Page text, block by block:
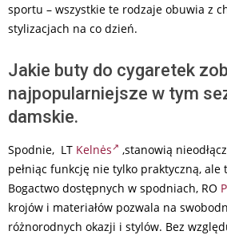
sportu – wszystkie te rodzaje obuwia z
stylizacjach na co dzień.
Jakie buty do cygaretek
najpopularniejsze w tym
damskie.
Spodnie, LT Kelnės
,stanowią
pełniąc funkcję nie tylko praktyczną, ale
Bogactwo dostępnych w spodniach, RO
krojów i materiałów pozwala na
różnorodnych okazji i stylów. Bez